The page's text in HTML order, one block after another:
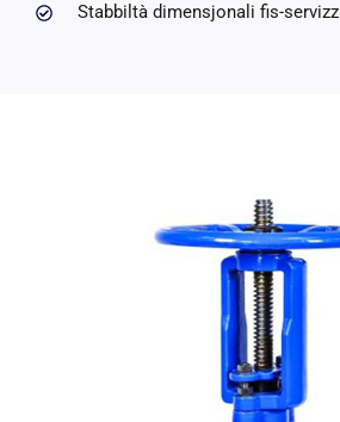
Stabbiltà dimensjonali fis-servizz